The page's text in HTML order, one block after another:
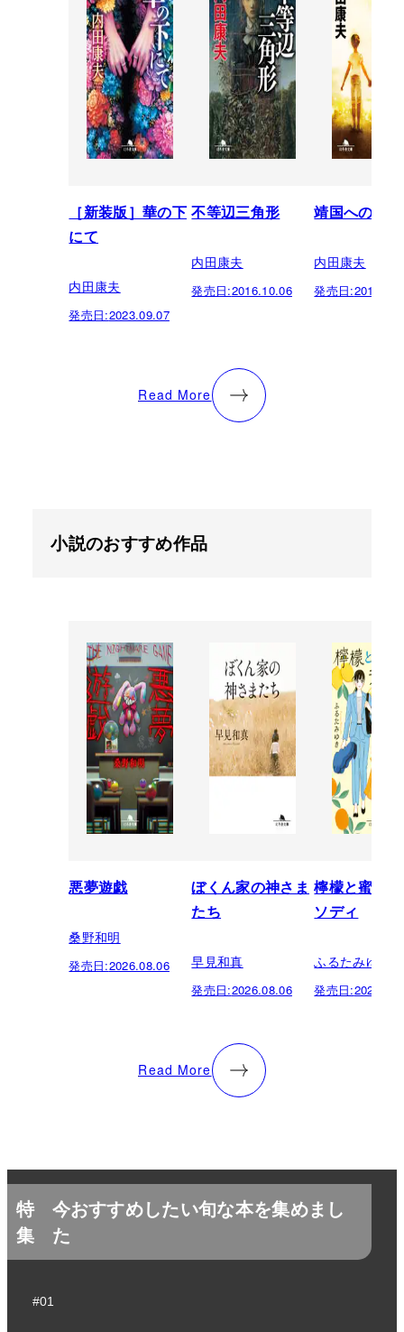
［新装版］華の下
にて
内田康夫
発売日:2023.09.07
不等辺三角形
内田康夫
発売日:2016.10.06
靖国への帰還
内田康夫
発売日:
Read More
小説のおすすめ作品
悪夢遊戯
桑野和明
発売日:2026.08.06
ぼくん家の神さま
たち
早見和真
発売日:2026.08.06
檸檬と蜜柑
ソディ
ふるたみゆき
発売日:
Read More
特
集
今おすすめしたい旬な本を集めまし
た
#01